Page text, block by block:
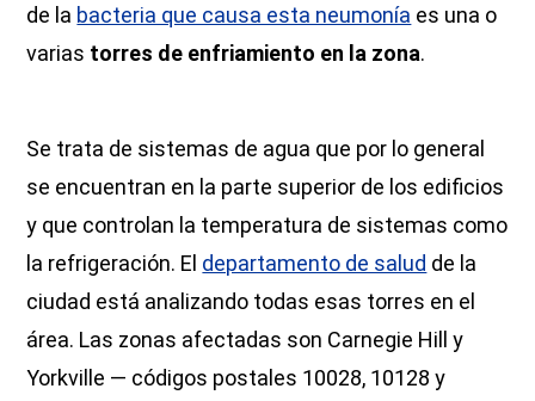
de la bacteria que causa esta neumonía es una o
varias torres de enfriamiento en la zona.
Se trata de sistemas de agua que por lo general
se encuentran en la parte superior de los edificios
y que controlan la temperatura de sistemas como
la refrigeración. El departamento de salud de la
ciudad está analizando todas esas torres en el
área. Las zonas afectadas son Carnegie Hill y
Yorkville — códigos postales 10028, 10128 y